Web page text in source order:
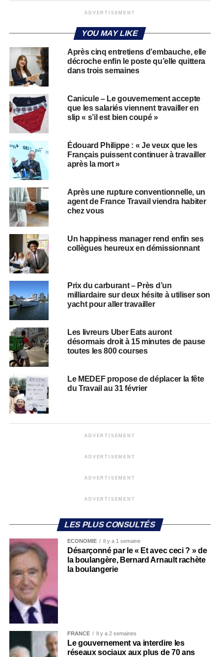
ADVERTISEMENT
YOU MAY LIKE
Après cinq entretiens d’embauche, elle
décroche enfin le poste qu’elle quittera
dans trois semaines
Canicule – Le gouvernement accepte
que les salariés viennent travailler en
slip « s’il est bien coupé »
Édouard Philippe : « Je veux que les
Français puissent continuer à travailler
après la mort »
Après une rupture conventionnelle, un
agent de France Travail viendra habiter
chez vous
Un happiness manager rend enfin ses
collègues heureux en démissionnant
Prix du carburant – Près d’un
milliardaire sur deux hésite à utiliser son
yacht pour aller travailler
Les livreurs Uber Eats auront
désormais droit à 15 minutes de pause
toutes les 800 courses
Le MEDEF propose de déplacer la fête
du Travail au 31 février
ADVERTISEMENT
ADVERTISEMENT
ADVERTISEMENT
ADVERTISEMENT
LES PLUS CONSULTÉS
ECONOMIE Il y a 1 semaine
Désarçonné par le « Et avec ceci ? » de
la boulangère, Bernard Arnault rachète
la boulangerie
FRANCE Il y a 2 semaines
Le gouvernement va interdire les
réseaux sociaux aux plus de 70 ans